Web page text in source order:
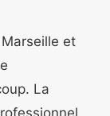
et
La